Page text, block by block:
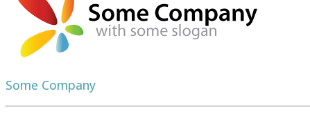
Some Company